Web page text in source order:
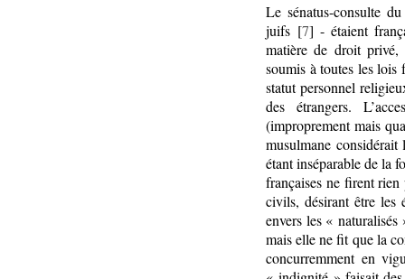
Le sénatus-consulte
juifs [7] - étaient
matière de droit privé,
soumis à toutes les
statut personnel
des étrangers.
(improprement mais
musulmane
étant inséparable de la
françaises ne firent
civils, désirant être les
envers les «
mais elle ne fit que la
concurremment en